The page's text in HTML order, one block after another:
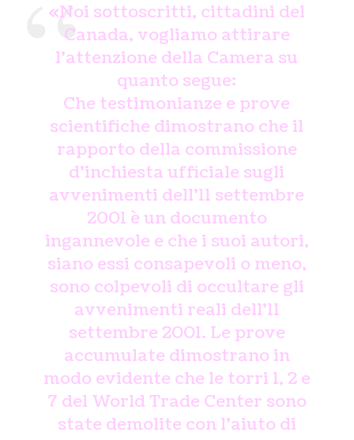
«Noi sottoscritti, cittadini del
Canada, vogliamo attirare
l’attenzione della Camera su
quanto segue:
Che testimonianze e prove
scientifiche dimostrano che il
rapporto della commissione
d’inchiesta ufficiale sugli
avvenimenti dell’11 settembre
2001 è un documento
ingannevole e che i suoi autori,
siano essi consapevoli o meno,
sono colpevoli di occultare gli
avvenimenti reali dell’11
settembre 2001. Le prove
accumulate dimostrano in
modo evidente che le torri 1, 2 e
7 del World Trade Center sono
state demolite con l’aiuto di